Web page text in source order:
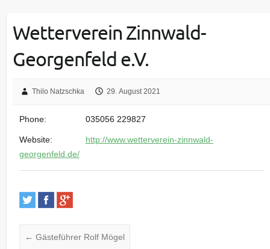
Wetterverein Zinnwald-
Georgenfeld e.V.
Thilo Natzschka 29. August 2021
Phone: 035056 229827
Website:
http://www.wetterverein-zinnwald-
georgenfeld.de/
← Gästeführer Rolf Mögel